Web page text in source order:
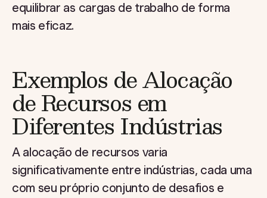
equilibrar as cargas de trabalho de forma
mais eficaz.
Exemplos de Alocação
de Recursos em
Diferentes Indústrias
A alocação de recursos varia
significativamente entre indústrias, cada uma
com seu próprio conjunto de desafios e